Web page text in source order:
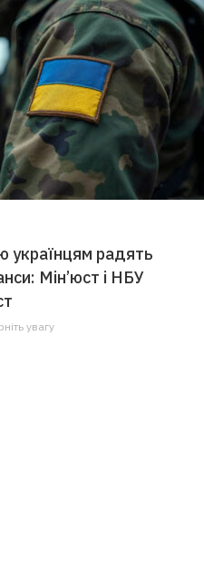
українцям радять
Мін’юст і НБУ
увагу